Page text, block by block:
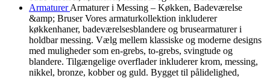
ArmaturerArmaturer i Messing – Køkken, Badeværelse
&amp; Bruser Vores armaturkollektion inkluderer
køkkenhaner, badeværelsesblandere og brusearmaturer i
holdbar messing. Vælg mellem klassiske og moderne designs
med muligheder som en-grebs, to-grebs, svingtude og
blandere. Tilgængelige overflader inkluderer krom, messing,
nikkel, bronze, kobber og guld. Bygget til pålidelighed,